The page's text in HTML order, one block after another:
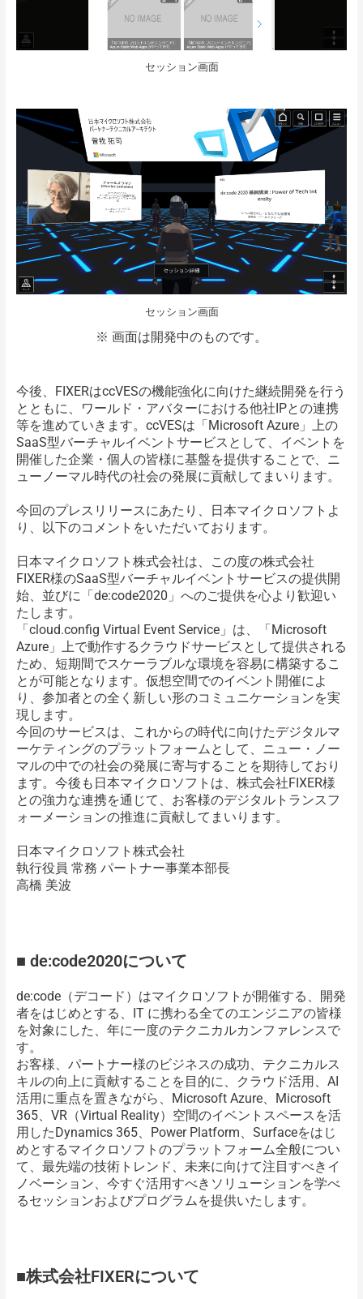
セッション画面
セッション画面
※ 画面は開発中のものです。
今後、FIXERはccVESの機能強化に向けた継続開発を行う
とともに、ワールド・アバターにおける他社IPとの連携
等を進めていきます。ccVESは「Microsoft Azure」上の
SaaS型バーチャルイベントサービスとして、イベントを
開催した企業・個人の皆様に基盤を提供することで、ニ
ューノーマル時代の社会の発展に貢献してまいります。
今回のプレスリリースにあたり、日本マイクロソフトよ
り、以下のコメントをいただいております。
日本マイクロソフト株式会社は、この度の株式会社
FIXER様のSaaS型バーチャルイベントサービスの提供開
始、並びに「de:code2020」へのご提供を心より歓迎い
たします。
「cloud.config Virtual Event Service」は、「Microsoft
Azure」上で動作するクラウドサービスとして提供される
ため、短期間でスケーラブルな環境を容易に構築するこ
とが可能となります。仮想空間でのイベント開催によ
り、参加者との全く新しい形のコミュニケーションを実
現します。
今回のサービスは、これからの時代に向けたデジタルマ
ーケティングのプラットフォームとして、ニュー・ノー
マルの中での社会の発展に寄与することを期待しており
ます。今後も日本マイクロソフトは、株式会社FIXER様
との強力な連携を通じて、お客様のデジタルトランスフ
ォーメーションの推進に貢献してまいります。
日本マイクロソフト株式会社
執行役員 常務 パートナー事業本部長
高橋 美波
■ de:code2020について
de:code（デコード）はマイクロソフトが開催する、開発
者をはじめとする、IT に携わる全てのエンジニアの皆様
を対象にした、年に一度のテクニカルカンファレンスで
す。
お客様、パートナー様のビジネスの成功、テクニカルス
キルの向上に貢献することを目的に、クラウド活用、AI
活用に重点を置きながら、Microsoft Azure、Microsoft
365、VR（Virtual Reality）空間のイベントスペースを活
用したDynamics 365、Power Platform、Surfaceをはじ
めとするマイクロソフトのプラットフォーム全般につい
て、最先端の技術トレンド、未来に向けて注目すべきイ
ノベーション、今すぐ活用すべきソリューションを学べ
るセッションおよびプログラムを提供いたします。
■株式会社FIXERについて